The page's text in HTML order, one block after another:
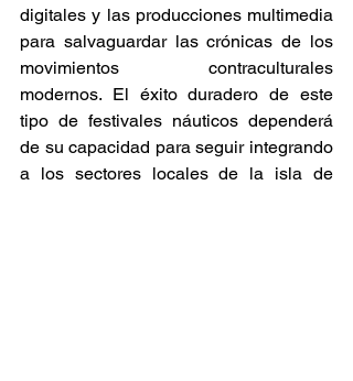
digitales y las producciones multimedia
para salvaguardar las crónicas de los
movimientos contraculturales
modernos. El éxito duradero de este
tipo de festivales náuticos dependerá
de su capacidad para seguir integrando
a los sectores locales de la isla de